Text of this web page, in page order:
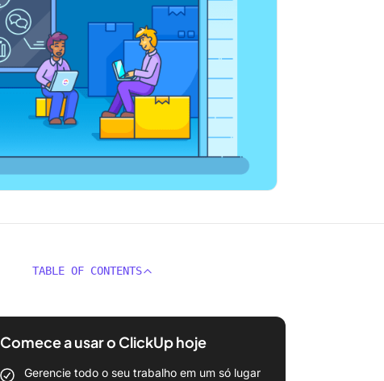
TABLE OF CONTENTS
Comece a usar o ClickUp hoje
Gerencie todo o seu trabalho em um só lugar